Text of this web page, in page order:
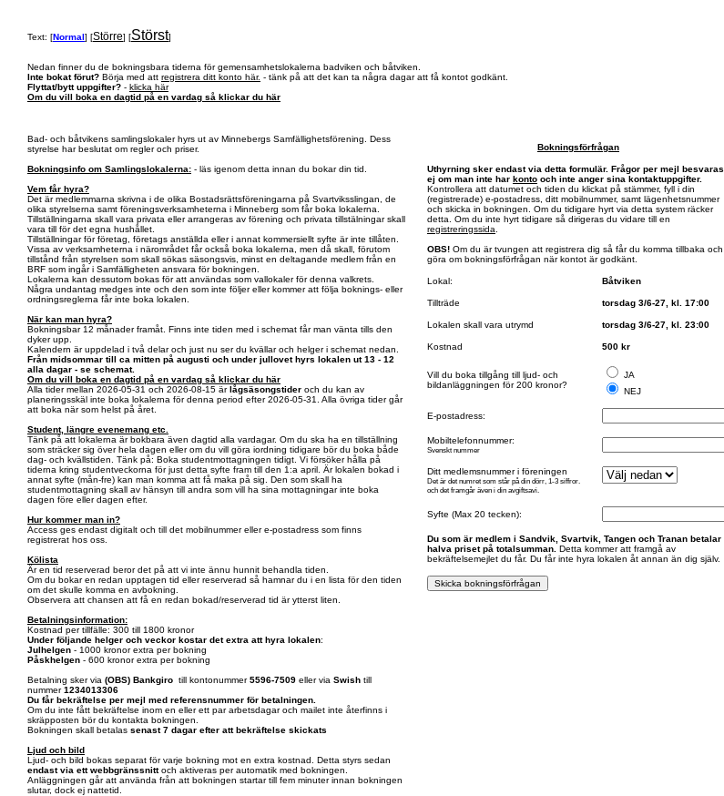
Text: [Normal] [Större] [Störst]
Nedan finner du de bokningsbara tiderna för gemensamhetslokalerna badviken och båtviken.
Inte bokat förut? Börja med att registrera ditt konto här. - tänk på att det kan ta några dagar att få kontot godkänt.
Flyttat/bytt uppgifter? - klicka här
Om du vill boka en dagtid på en vardag så klickar du här
Bad- och båtvikens samlingslokaler hyrs ut av Minnebergs Samfällighetsförening. Dess
styrelse har beslutat om regler och priser.
Bokningsinfo om Samlingslokalerna: - läs igenom detta innan du bokar din tid.
Vem får hyra?
Det är medlemmarna skrivna i de olika Bostadsrättsföreningarna på Svartviksslingan, de
olika styrelserna samt föreningsverksamheterna i Minneberg som får boka lokalerna.
Tillställningarna skall vara privata eller arrangeras av förening och privata tillstälningar skall
vara till för det egna hushållet.
Tillställningar för företag, företags anställda eller i annat kommersiellt syfte är inte tillåten.
Vissa av verksamheterna i närområdet får också boka lokalerna, men då skall, förutom
tillstånd från styrelsen som skall sökas säsongsvis, minst en deltagande medlem från en
BRF som ingår i Samfälligheten ansvara för bokningen.
Lokalerna kan dessutom bokas för att användas som vallokaler för denna valkrets.
Några undantag medges inte och den som inte följer eller kommer att följa boknings- eller
ordningsreglerna får inte boka lokalen.
När kan man hyra?
Bokningsbar 12 månader framåt. Finns inte tiden med i schemat får man vänta tills den
dyker upp.
Kalendern är uppdelad i två delar och just nu ser du kvällar och helger i schemat nedan.
Från midsommar till ca mitten på augusti och under jullovet hyrs lokalen ut 13 - 12
alla dagar - se schemat.
Om du vill boka en dagtid på en vardag så klickar du här
Alla tider mellan 2026-05-31 och 2026-08-15 ärlågsäsongstider och du kan av
planeringsskäl inte boka lokalerna för denna period efter 2026-05-31. Alla övriga tider går
att boka när som helst på året.
Student, längre evenemang etc.
Tänk på att lokalerna är bokbara även dagtid alla vardagar. Om du ska ha en tillställning
som sträcker sig över hela dagen eller om du vill göra iordning tidigare bör du boka både
dag- och kvällstiden. Tänk på: Boka studentmottagningen tidigt. Vi försöker hålla på
tiderna kring studentveckorna för just detta syfte fram till den 1:a april. Är lokalen bokad i
annat syfte (mån-fre) kan man komma att få maka på sig. Den som skall ha
studentmottagning skall av hänsyn till andra som vill ha sina mottagningar inte boka
dagen före eller dagen efter.
Hur kommer man in?
Access ges endast digitalt och till det mobilnummer eller e-postadress som finns
registrerat hos oss.
Kölista
Är en tid reserverad beror det på att vi inte ännu hunnit behandla tiden.
Om du bokar en redan upptagen tid eller reserverad så hamnar du i en lista för den tiden
om det skulle komma en avbokning.
Observera att chansen att få en redan bokad/reserverad tid är ytterst liten.
Betalningsinformation:
Kostnad per tillfälle: 300 till 1800 kronor
Under följande helger och veckor kostar det extra att hyra lokalen:
Julhelgen - 1000 kronor extra per bokning
Påskhelgen - 600 kronor extra per bokning
Betalning sker via (OBS) Bankgiro till kontonummer5596-7509 eller via Swish till
nummer1234013306
Du får bekräftelse per mejl med referensnummer för betalningen.
Om du inte fått bekräftelse inom en eller ett par arbetsdagar och mailet inte återfinns i
skräpposten bör du kontakta bokningen.
Bokningen skall betalas senast 7 dagar efter att bekräftelse skickats
Ljud och bild
Ljud- och bild bokas separat för varje bokning mot en extra kostnad. Detta styrs sedan
endast via ett webbgränssnittoch aktiveras per automatik med bokningen.
Anläggningen går att använda från att bokningen startar till fem minuter innan bokningen
slutar, dock ej nattetid.
Bokningsförfrågan
Uthyrning sker endast via detta formulär. Frågor per mejl besvaras
ej om man inte har konto och inte anger sina kontaktuppgifter.
Kontrollera att datumet och tiden du klickat på stämmer, fyll i din
(registrerade) e-postadress, ditt mobilnummer, samt lägenhetsnummer
och skicka in bokningen. Om du tidigare hyrt via detta system räcker
detta. Om du inte hyrt tidigare så dirigeras du vidare till en
registreringssida
OBS! Om du är tvungen att registrera dig så får du komma tillbaka och
göra om bokningsförfrågan när kontot är godkänt.
Lokal: Båtviken
Tillträde torsdag 3/6-27, kl. 17:00
Lokalen skall vara utrymd torsdag 3/6-27, kl. 23:00
Kostnad 500 kr
Vill du boka tillgång till ljud- och
bildanläggningen för 200 kronor?
JA
NEJ
E-postadress:
Mobiltelefonnummer:
Svenskt nummer
Ditt medlemsnummer i föreningen
Det är det numret som står på din dörr, 1-3 siffror.
och det framgår även i din avgiftsavi.
Syfte (Max 20 tecken):
Du som är medlem i Sandvik, Svartvik, Tangen och Tranan betalar
halva priset på totalsumman. Detta kommer att framgå av
bekräftelsemejlet du får. Du får inte hyra lokalen åt annan än dig själv.